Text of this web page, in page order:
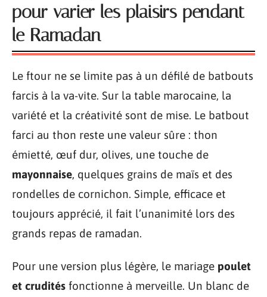
pour varier les plaisirs pendant
le Ramadan
Le ftour ne se limite pas à un défilé de batbouts
farcis à la va-vite. Sur la table marocaine, la
variété et la créativité sont de mise. Le batbout
farci au thon reste une valeur sûre : thon
émietté, œuf dur, olives, une touche de
mayonnaise, quelques grains de maïs et des
rondelles de cornichon. Simple, efficace et
toujours apprécié, il fait l’unanimité lors des
grands repas de ramadan.
Pour une version plus légère, le mariage poulet
et crudités fonctionne à merveille. Un blanc de